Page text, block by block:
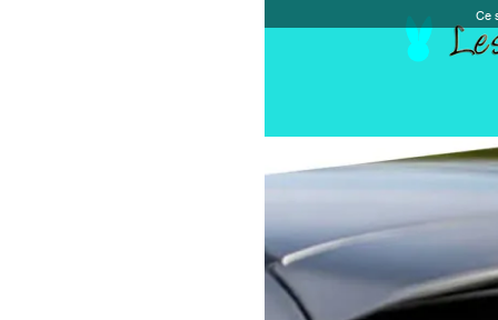
Ce site et des sites tiers qu'il utilise collectent des